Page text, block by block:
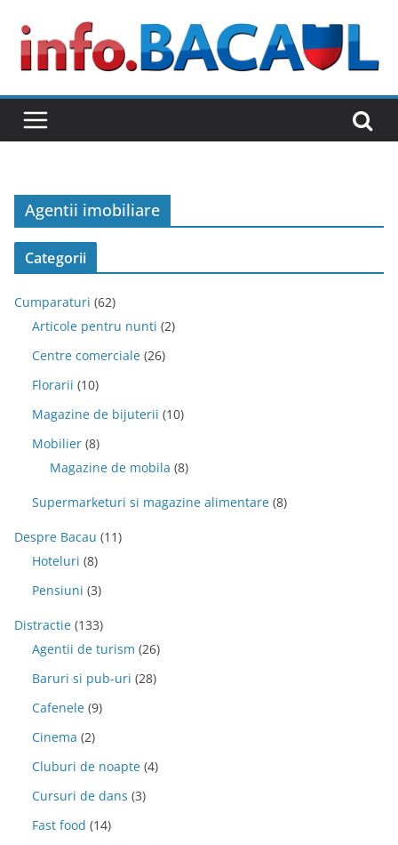
content
Agentii imobiliare
Categorii
Cumparaturi (62)
Articole pentru nunti (2)
Centre comerciale (26)
Florarii (10)
Magazine de bijuterii (10)
Mobilier (8)
Magazine de mobila (8)
Supermarketuri si magazine alimentare (8)
Despre Bacau (11)
Hoteluri (8)
Pensiuni (3)
Distractie (133)
Agentii de turism (26)
Baruri si pub-uri (28)
Cafenele (9)
Cinema (2)
Cluburi de noapte (4)
Cursuri de dans (3)
Fast food (14)